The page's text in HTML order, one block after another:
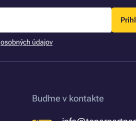
osobných údajov
Buďme v kontakte